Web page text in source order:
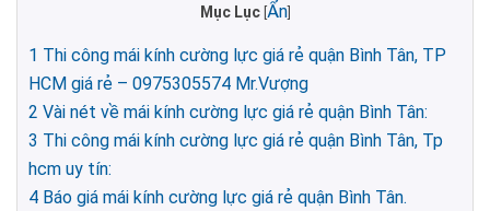
Mục Lục Ẩn]
1 Thi công mái kính cường lực giá rẻ quận Bình Tân, TP
HCM giá rẻ – 0975305574 Mr.Vượng
2 Vài nét về mái kính cường lực giá rẻ quận Bình Tân:
3 Thi công mái kính cường lực giá rẻ quận Bình Tân, Tp
hcm uy tín:
4 Báo giá mái kính cường lực giá rẻ quận Bình Tân.